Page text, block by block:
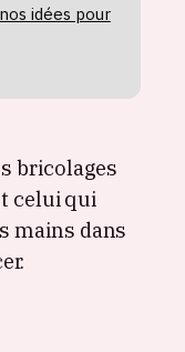
idées pour
bricolages
celui qui
mains dans